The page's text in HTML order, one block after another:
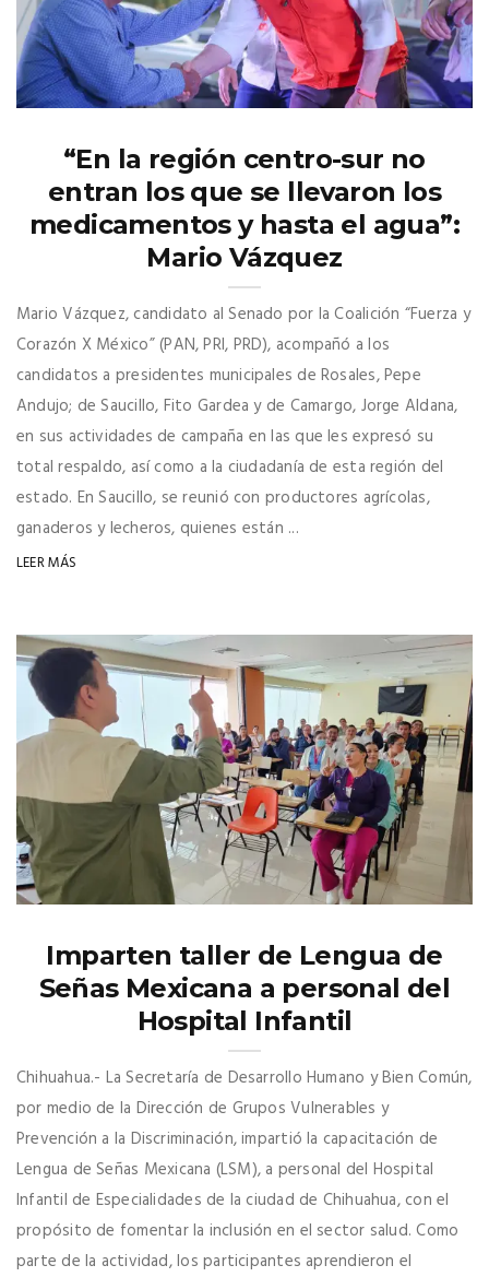
“En la región centro-sur no
entran los que se llevaron los
medicamentos y hasta el agua”:
Mario Vázquez
Mario Vázquez, candidato al Senado por la Coalición “Fuerza y
Corazón X México” (PAN, PRI, PRD), acompañó a los
candidatos a presidentes municipales de Rosales, Pepe
Andujo; de Saucillo, Fito Gardea y de Camargo, Jorge Aldana,
en sus actividades de campaña en las que les expresó su
total respaldo, así como a la ciudadanía de esta región del
estado. En Saucillo, se reunió con productores agrícolas,
ganaderos y lecheros, quienes están ...
LEER MÁS
Imparten taller de Lengua de
Señas Mexicana a personal del
Hospital Infantil
Chihuahua.- La Secretaría de Desarrollo Humano y Bien Común,
por medio de la Dirección de Grupos Vulnerables y
Prevención a la Discriminación, impartió la capacitación de
Lengua de Señas Mexicana (LSM), a personal del Hospital
Infantil de Especialidades de la ciudad de Chihuahua, con el
propósito de fomentar la inclusión en el sector salud. Como
parte de la actividad, los participantes aprendieron el